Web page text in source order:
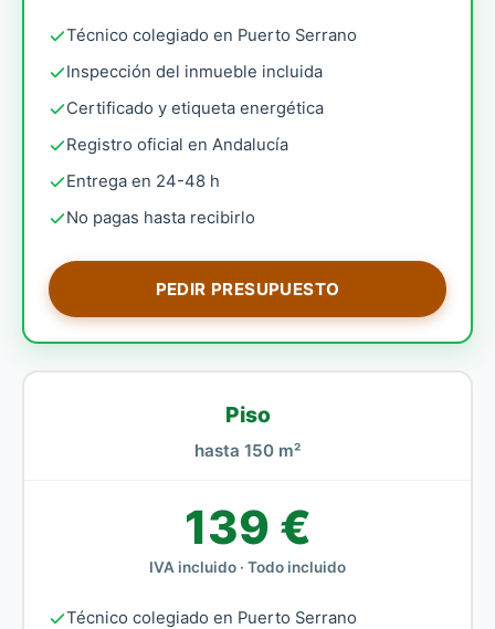
Técnico colegiado en Puerto Serrano
Inspección del inmueble incluida
Certificado y etiqueta energética
Registro oficial en Andalucía
Entrega en 24-48 h
No pagas hasta recibirlo
PEDIR PRESUPUESTO
Piso
hasta 150 m²
139 €
IVA incluido · Todo incluido
Técnico colegiado en Puerto Serrano